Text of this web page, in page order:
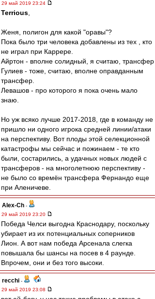
29 май 2019 23:24
Terrious
Женя, полигон для какой "оравы"?
Пока было три человека добавлены из тех , кто
не играл при Каррере.
Айртон - вполне солидный, я считаю, трансфер
Гулиев - тоже, считаю, вполне оправданным
трансфер.
Левашов - про которого я пока очень мало
знаю.
Но уж всяко лучше 2017-2018, где в команду не
пришло ни одного игрока средней линии/атаки
на перспективу. Вот плоды этой селекционной
катастрофы мы сейчас и пожинаем - те кто
были, состарились, а удачных новых людей с
трансферов - на многолетнюю перспективу -
не было со времён трансфера Фернандо еще
при Аленичеве.
Alex-Ch -
29 май 2019 23:20
Победа Челси выгодна Краснодару, поскольку
убирает из их потенциальных соперников
Лион. А вот нам победа Арсенала слегка
повышала бы шансы на посев в 4 раунде.
Впрочем, они и без того высоки.
recchi -
29 май 2019 23:08